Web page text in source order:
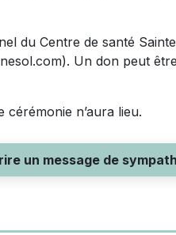
du Centre de santé
Un don peut
n’aura lieu.
un message de